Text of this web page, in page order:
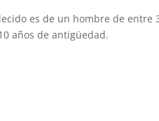
es de un hombre de entre
años de antigüedad.